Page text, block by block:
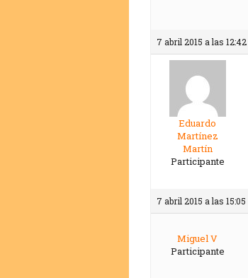
7 abril 2015 a las 12:42
Eduardo
Martínez
Martín
Participante
7 abril 2015 a las 15:05
Miguel V
Participante